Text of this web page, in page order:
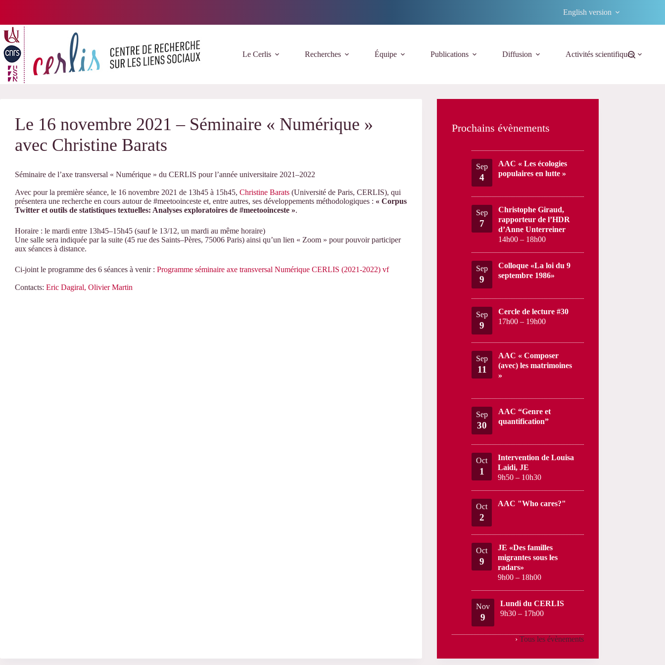
English version
Le Cerlis Recherches Équipe Publications Diffusion Activités scientifiques
Le 16 novembre 2021 – Séminaire « Numérique »
avec Christine Barats
Séminaire de l’axe transversal « Numérique » du CERLIS pourl’année universitaire 2021–2022
Avec pour la première séance, le 16 novembre 2021 de 13h45 à 15h45, Christine Barats (Université de Paris, CERLIS), qui
présentera une recherche en cours autour de #meetooinceste et, entre autres, ses développements méthodologiques : « Corpus
Twitter et outils de statistiques textuelles: Analyses exploratoires de #meetooinceste ».
Horaire : le mardi entre 13h45–15h45 (sauf le 13/12, un mardi au même horaire)
Une salle sera indiquée par la suite (45 rue des Saints–Pères, 75006 Paris) ainsi qu’un lien « Zoom » pour pouvoirparticiper
aux séances à distance.
Ci-joint le programme des 6 séances à venir : Programme séminaire axe transversal Numérique CERLIS (2021-2022) vf
Contacts: Eric Dagiral, Olivier Martin
Prochains évènements
Sep
4
AAC « Les écologies
populaires en lutte »
Sep
7
Christophe Giraud,
rapporteur de l’HDR
d’Anne Unterreiner
14h00 – 18h00
Sep
9
Colloque «La loi du 9
septembre 1986»
Sep
9
Cercle de lecture #30
17h00 – 19h00
Sep
11
AAC « Composer
(avec) les matrimoines
»
Sep
30
AAC “Genre et
quantification”
Oct
1
Intervention de Louisa
Laidi, JE
9h50 – 10h30
Oct
2
AAC "Who cares?"
Oct
9
JE «Des familles
migrantes sous les
radars»
9h00 – 18h00
Nov
9
Lundi du CERLIS
9h30 – 17h00
› Tous les évènements